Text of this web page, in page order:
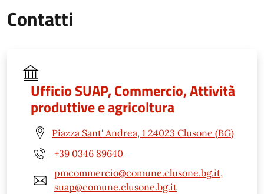
Contatti
Ufficio SUAP, Commercio, Attività
produttive e agricoltura
Piazza Sant' Andrea, 1 24023 Clusone (BG)
+39 0346 89640
pmcommercio@comune.clusone.bg.it,
suap@comune.clusone.bg.it